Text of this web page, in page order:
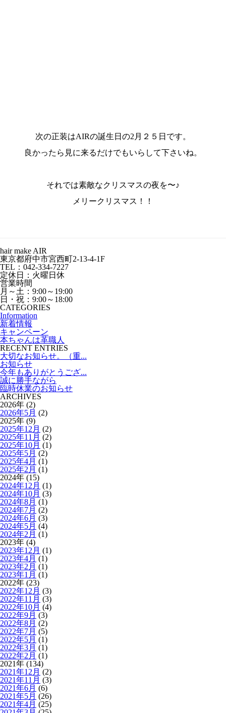
次の正装はAIRの誕生日の2月２５日です。
良かったら見に来るだけでもいらして下さいね。
それでは素敵なクリスマスの夜を〜♪
メリークリスマス！！
hair make AIR
東京都府中市宮西町2-13-4-1F
TEL：042-334-7227
定休日：火曜日休
営業時間
月～土：9:00～19:00
日・祝：9:00～18:00
CATEGORIES
Information
新着情報
キャンペーン
本ちゃんは革職人
RECENT ENTRIES
大切なお知らせ。（重...
お知らせ
今年もありがとうござ...
誠に勝手ながら
臨時休業のお知らせ
ARCHIVES
2026年 (2)
2026年5月 (2)
2025年 (9)
2025年12月 (2)
2025年11月 (2)
2025年10月 (1)
2025年5月 (2)
2025年4月 (1)
2025年2月 (1)
2024年 (15)
2024年12月 (1)
2024年10月 (3)
2024年8月 (1)
2024年7月 (2)
2024年6月 (3)
2024年5月 (4)
2024年2月 (1)
2023年 (4)
2023年12月 (1)
2023年4月 (1)
2023年2月 (1)
2023年1月 (1)
2022年 (23)
2022年12月 (3)
2022年11月 (3)
2022年10月 (4)
2022年9月 (3)
2022年8月 (2)
2022年7月 (5)
2022年5月 (1)
2022年3月 (1)
2022年2月 (1)
2021年 (134)
2021年12月 (2)
2021年11月 (3)
2021年6月 (6)
2021年5月 (26)
2021年4月 (25)